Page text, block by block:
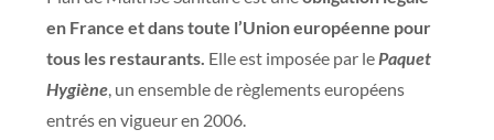
en France et dans toute l’Union européenne pour
tous les restaurants. Elle est imposée par lePaquet
Hygiène, un ensemble de règlements européens
entrés en vigueur en 2006.